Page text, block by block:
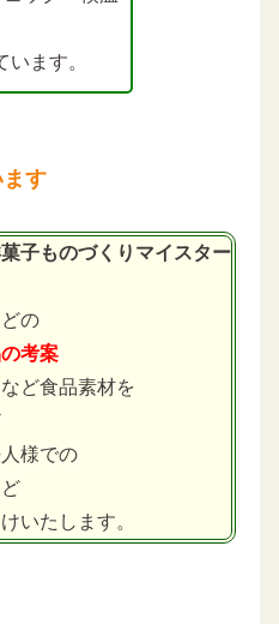
ます。
す
子ものづくりマイスター
の
考案
ど食品素材を
様での
いたします。